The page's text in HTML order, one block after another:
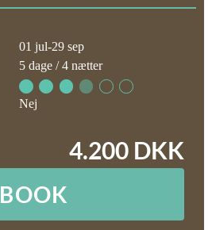
01 jul-29 sep
5 dage / 4 nætter
Nej
4.200 DKK
BOOK